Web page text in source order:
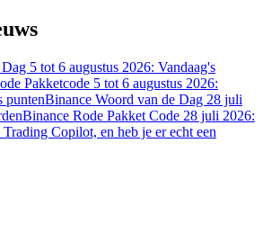
kunt blijven
5 tot 6 augustus 2026: Vandaag's
Pakketcode 5 tot 6 augustus 2026:
puntenBinance Woord van de Dag 28 juli
Binance Rode Pakket Code 28 juli 2026:
Copilot, en heb je er echt een